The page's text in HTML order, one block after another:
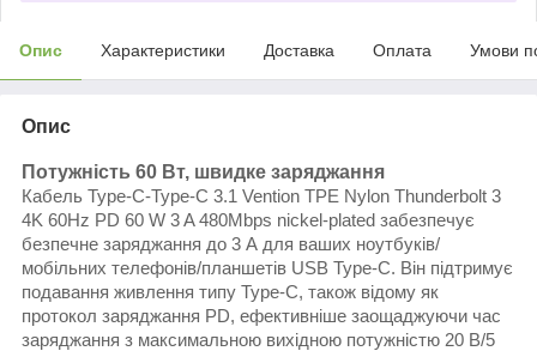
Опис Характеристики Доставка Оплата Умови
Опис
Потужність 60 Вт, швидке заряджання
Кабель Type-C-Type-C 3.1 Vention TPE Nylon Thunderbolt 3
4K 60Hz PD 60 W 3 A 480Mbps nickel-plated забезпечує
безпечне заряджання до 3 А для ваших ноутбуків/
мобільних телефонів/планшетів USB Type-C. Він підтримує
подавання живлення типу Type-C, також відому як
протокол заряджання PD, ефективніше заощаджуючи час
заряджання з максимальною вихідною потужністю 20 В/5